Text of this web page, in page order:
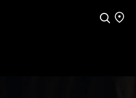
検索 店舗